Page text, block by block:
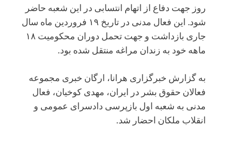
روز جهت دفاع از اتهام انتسابی در این شعبه حاضر
شود. این فعال مدنی در تاریخ ۱۹ فروردین ماه سال
جاری بازداشت و جهت تحمل دوران محکومیت ۱۸
ماهه خود به زندان مراغه منتقل شده بود.
به گزارش خبرگزاری هرانا، ارگان خبری مجموعه
فعالان حقوق بشر در ایران، مهدی کوخیان، فعال
مدنی به شعبه اول بازپرسی دادسرای عمومی و
انقلاب ملکان احضار شد.